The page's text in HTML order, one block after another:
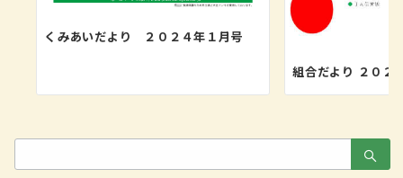
くみあいだより ２０２４年１月号
組合だより ２０２
索：